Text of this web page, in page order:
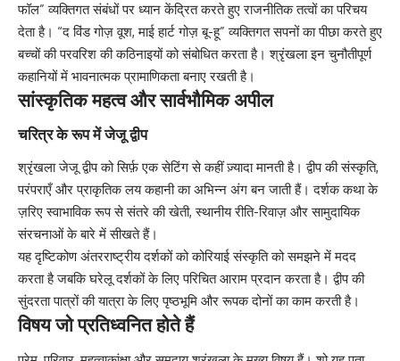
फॉल” व्यक्तिगत संबंधों पर ध्यान केंद्रित करते हुए राजनीतिक तत्वों का परिचय
देता है। “द विंड गोज़ वूश, माई हार्ट गोज़ बू-हू” व्यक्तिगत सपनों का पीछा करते हुए
बच्चों की परवरिश की कठिनाइयों को संबोधित करता है। श्रृंखला इन चुनौतीपूर्ण
कहानियों में भावनात्मक प्रामाणिकता बनाए रखती है।
सांस्कृतिक महत्व और सार्वभौमिक अपील
चरित्र के रूप में जेजू द्वीप
श्रृंखला जेजू द्वीप को सिर्फ़ एक सेटिंग से कहीं ज़्यादा मानती है। द्वीप की संस्कृति,
परंपराएँ और प्राकृतिक लय कहानी का अभिन्न अंग बन जाती हैं। दर्शक कथा के
ज़रिए स्वाभाविक रूप से संतरे की खेती, स्थानीय रीति-रिवाज़ और सामुदायिक
संरचनाओं के बारे में सीखते हैं।
यह दृष्टिकोण अंतरराष्ट्रीय दर्शकों को कोरियाई संस्कृति को समझने में मदद
करता है जबकि घरेलू दर्शकों के लिए परिचित आराम प्रदान करता है। द्वीप की
सुंदरता पात्रों की यात्रा के लिए पृष्ठभूमि और रूपक दोनों का काम करती है।
विषय जो प्रतिध्वनित होते हैं